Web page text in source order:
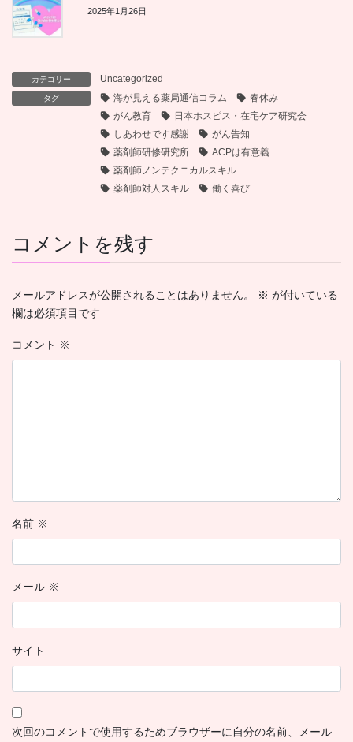
2025年1月26日
カテゴリー Uncategorized
タグ 海が見える薬局通信コラム
春休み
がん教育
日本ホスピス・在宅ケア研究会
しあわせです感謝
がん告知
薬剤師研修研究所
ACPは有意義
薬剤師ノンテクニカルスキル
薬剤師対人スキル
働く喜び
コメントを残す
メールアドレスが公開されることはありません。 ※ が付いている
欄は必須項目です
コメント ※
名前 ※
メール ※
サイト
次回のコメントで使用するためブラウザーに自分の名前、メール